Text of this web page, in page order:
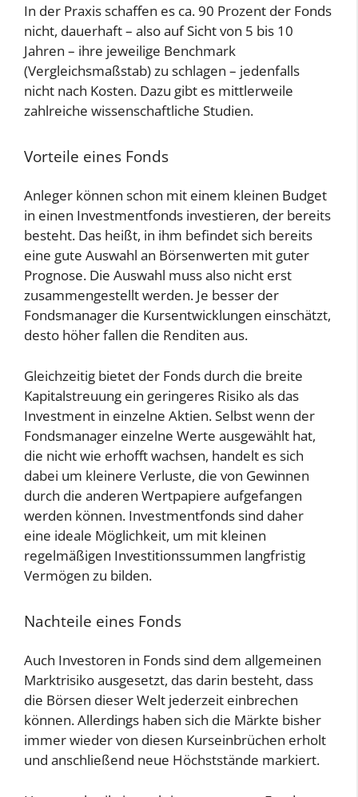
In der Praxis schaffen es ca. 90 Prozent der Fonds
nicht, dauerhaft – also auf Sicht von 5 bis 10
Jahren – ihre jeweilige Benchmark
(Vergleichsmaßstab) zu schlagen – jedenfalls
nicht nach Kosten. Dazu gibt es mittlerweile
zahlreiche wissenschaftliche Studien.
Vorteile eines Fonds
Anleger können schon mit einem kleinen Budget
in einen Investmentfonds investieren, der bereits
besteht. Das heißt, in ihm befindet sich bereits
eine gute Auswahl an Börsenwerten mit guter
Prognose. Die Auswahl muss also nicht erst
zusammengestellt werden. Je besser der
Fondsmanager die Kursentwicklungen einschätzt,
desto höher fallen die Renditen aus.
Gleichzeitig bietet der Fonds durch die breite
Kapitalstreuung ein geringeres Risiko als das
Investment in einzelne Aktien. Selbst wenn der
Fondsmanager einzelne Werte ausgewählt hat,
die nicht wie erhofft wachsen, handelt es sich
dabei um kleinere Verluste, die von Gewinnen
durch die anderen Wertpapiere aufgefangen
werden können. Investmentfonds sind daher
eine ideale Möglichkeit, um mit kleinen
regelmäßigen Investitionssummen langfristig
Vermögen zu bilden.
Nachteile eines Fonds
Auch Investoren in Fonds sind dem allgemeinen
Marktrisiko ausgesetzt, das darin besteht, dass
die Börsen dieser Welt jederzeit einbrechen
können. Allerdings haben sich die Märkte bisher
immer wieder von diesen Kurseinbrüchen erholt
und anschließend neue Höchststände markiert.